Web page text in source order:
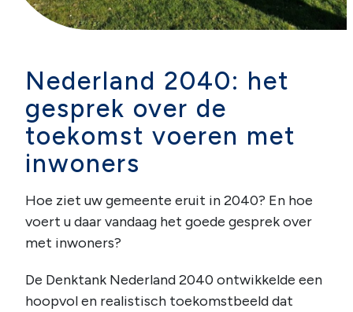
Nederland 2040: het
gesprek over de
toekomst voeren met
inwoners
Hoe ziet uw gemeente eruit in 2040? En hoe
voert u daar vandaag het goede gesprek over
met inwoners?
De Denktank Nederland 2040 ontwikkelde een
hoopvol en realistisch toekomstbeeld dat